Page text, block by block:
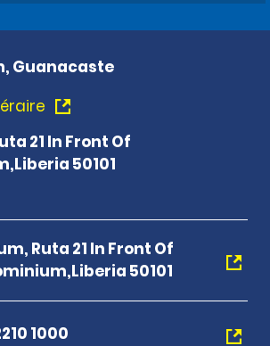
Guanacaste
Ruta 21 In Front Of
50101
1000